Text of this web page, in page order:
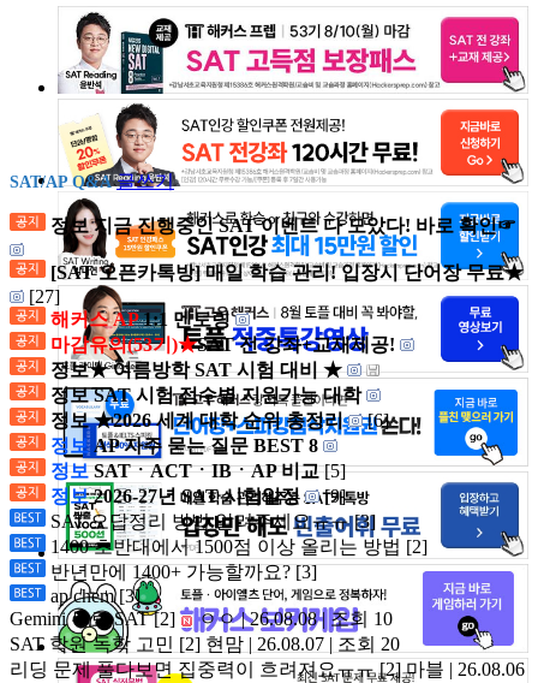
SAT/AP Q&A 글쓰기
정보 지금 진행중인 SAT 이벤트 다 모았다! 바로 확인☞
[SAT 오픈카톡방] 매일 학습 관리! 입장시 단어장 무료★
[27]
해커스 AP1:1 멘토링
마감유의(53기)★SAT 전 강좌+교재제공!
정보★ 여름방학 SAT 시험 대비 ★
정보 SAT 시험 점수별 지원가능 대학
정보 ★2026 세계 대학 순위 총정리
[6]
정보AP 자주 묻는 질문 BEST 8
정보SATㆍACTㆍIBㆍAP 비교 [5]
정보 2026-27년 SAT 시험일정
[9]
SAT 오답정리 방법 알려주세요ㅠㅠ[3]
1400 초반대에서 1500점 이상 올리는 방법 [2]
반년만에 1400+ 가능할까요?[3]
ap chem[3]
Gemini 무료 SAT[2]
ㅇㅇ | 26.08.08 | 조회 10
SAT 학원 독학 고민 [2] 현맘 | 26.08.07 | 조회 20
리딩 문제 풀다보면 집중력이 흐려져요ㅠㅠ[2] 마블 | 26.08.06